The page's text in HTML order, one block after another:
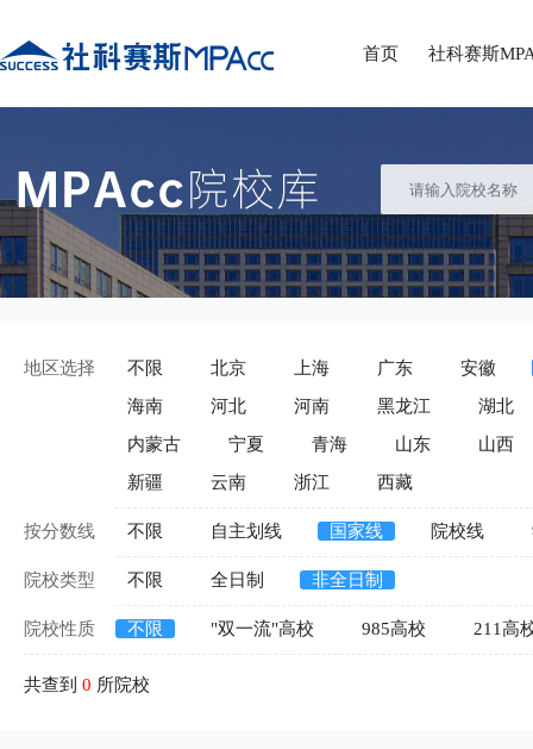
首页 社科赛斯
地区选择 不限 北京 上海 广东
安徽
海南
河北 河南 黑龙江
湖北
内蒙古
宁夏 青海 山东
山西
新疆
云南 浙江 西藏
按分数线 不限 自主划线 国家线 院校线
院校类型 不限 全日制 非全日制
院校性质 不限 "双一流"高校 985高校 211高
共查到 0 所院校